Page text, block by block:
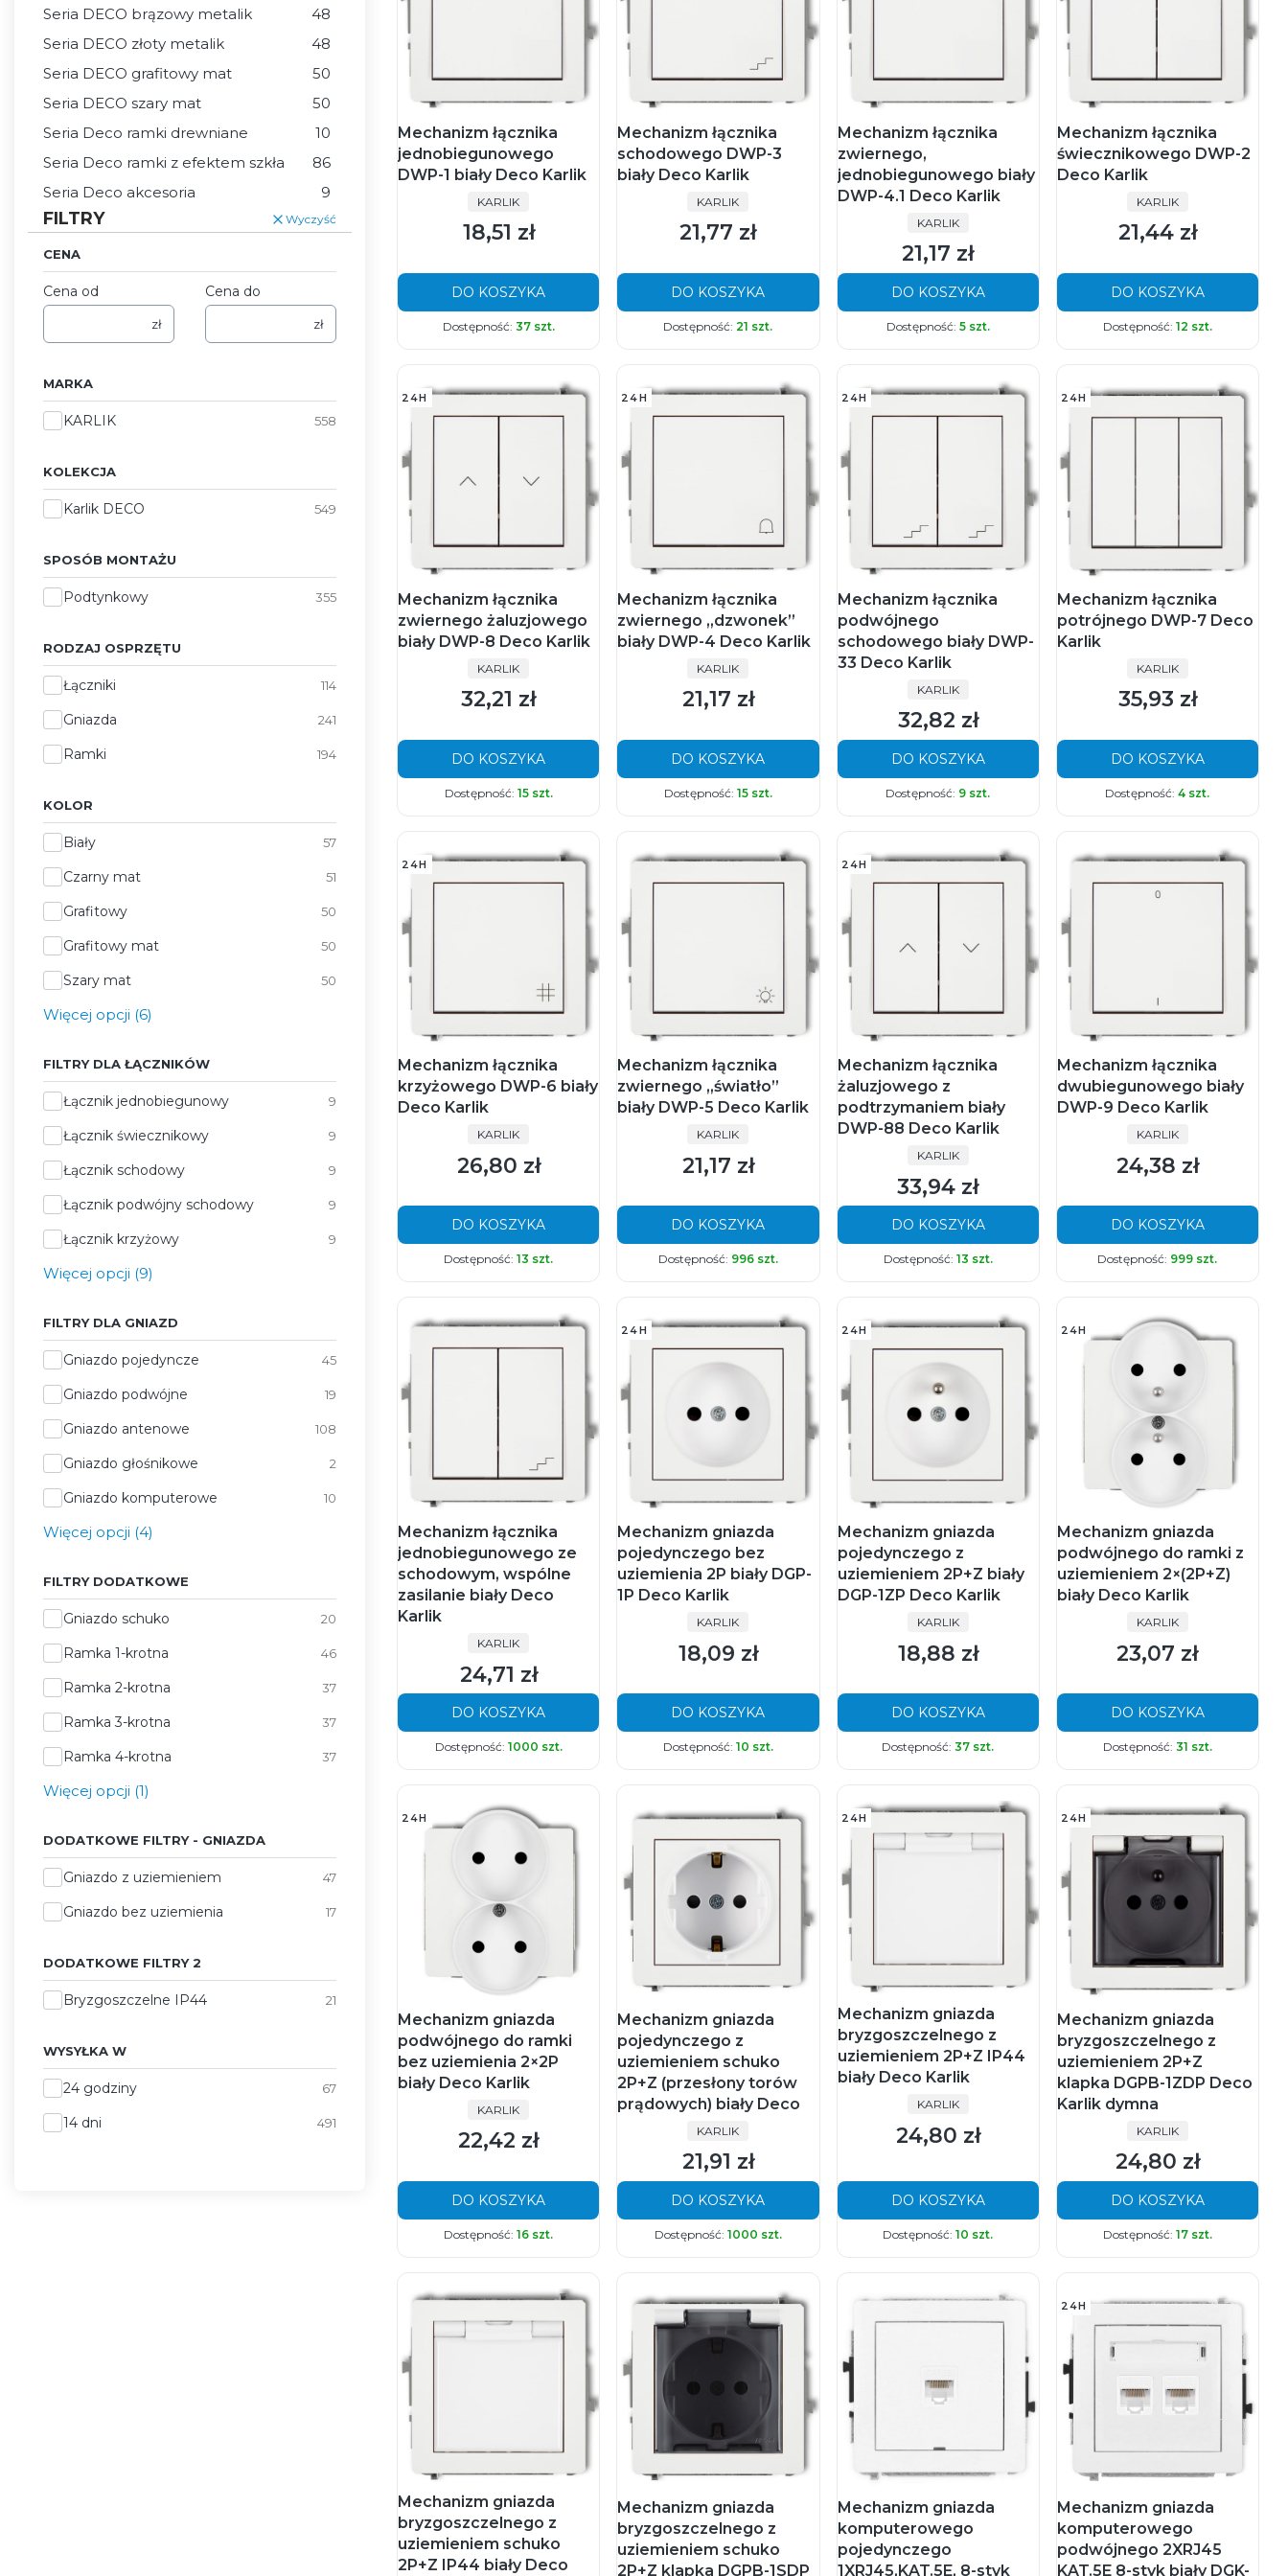
Seria DECO brązowy metalik
48
Seria DECO złoty metalik
48
Seria DECO grafitowy mat
50
Seria DECO szary mat
50
Seria Deco ramki drewniane
10
Seria Deco ramki z efektem szkła
86
Seria Deco akcesoria
9
FILTRY Wyczyść
CENA
Cena od
zł
Cena do
zł
MARKA
MarkaKARLIK 558
KOLEKCJA
Kolekcja
Karlik DECO 549
SPOSÓB MONTAŻU
Sposób montażu
Podtynkowy 355
RODZAJ OSPRZĘTU
Rodzaj osprzętu
Łączniki 114
Gniazda 241
Ramki 194
KOLOR
KolorBiały 57
Czarny mat 51
Grafitowy 50
Grafitowy mat 50
Szary mat 50
Więcej opcji (6)
FILTRY DLA ŁĄCZNIKÓW
Filtry dla łączników
Łącznik jednobiegunowy 9
Łącznik świecznikowy 9
Łącznik schodowy 9
Łącznik podwójny schodowy 9
Łącznik krzyżowy 9
Więcej opcji (9)
FILTRY DLA GNIAZD
Filtry dla gniazd
Gniazdo pojedyncze 45
Gniazdo podwójne 19
Gniazdo antenowe 108
Gniazdo głośnikowe 2
Gniazdo komputerowe 10
Więcej opcji (4)
FILTRY DODATKOWE
Filtry dodatkowe
Gniazdo schuko 20
Ramka 1-krotna 46
Ramka 2-krotna 37
Ramka 3-krotna 37
Ramka 4-krotna 37
Więcej opcji (1)
DODATKOWE FILTRY - GNIAZDA
Dodatkowe filtry - gniazda
Gniazdo z uziemieniem 47
Gniazdo bez uziemienia 17
DODATKOWE FILTRY 2
Dodatkowe Filtry 2
Bryzgoszczelne IP44 21
WYSYŁKA W
Wysyłka w
24 godziny 67
14 dni 491
Mechanizm łącznika
jednobiegunowego
DWP-1 biały Deco Karlik
PRODUCENT
KARLIK
Cena
18,51 zł
DO KOSZYKA
Dostępność: 37 szt.
Mechanizm łącznika
schodowego DWP-3
biały Deco Karlik
PRODUCENT
KARLIK
Cena
21,77 zł
DO KOSZYKA
Dostępność: 21 szt.
Mechanizm łącznika
zwiernego,
jednobiegunowego biały
DWP-4.1 Deco Karlik
PRODUCENT
KARLIK
Cena
21,17 zł
DO KOSZYKA
Dostępność: 5 szt.
Mechanizm łącznika
świecznikowego DWP-2
Deco Karlik
PRODUCENT
KARLIK
Cena
21,44 zł
DO KOSZYKA
Dostępność: 12 szt.
24H
Mechanizm łącznika
zwiernego żaluzjowego
biały DWP-8 Deco Karlik
PRODUCENT
KARLIK
Cena
32,21 zł
DO KOSZYKA
Dostępność: 15 szt.
24H
Mechanizm łącznika
zwiernego „dzwonek”
biały DWP-4 Deco Karlik
PRODUCENT
KARLIK
Cena
21,17 zł
DO KOSZYKA
Dostępność: 15 szt.
24H
Mechanizm łącznika
podwójnego
schodowego biały DWP-
33 Deco Karlik
PRODUCENT
KARLIK
Cena
32,82 zł
DO KOSZYKA
Dostępność: 9 szt.
24H
Mechanizm łącznika
potrójnego DWP-7 Deco
Karlik
PRODUCENT
KARLIK
Cena
35,93 zł
DO KOSZYKA
Dostępność:4 szt.
24H
Mechanizm łącznika
krzyżowego DWP-6 biały
Deco Karlik
PRODUCENT
KARLIK
Cena
26,80 zł
DO KOSZYKA
Dostępność:13 szt.
Mechanizm łącznika
zwiernego „światło”
biały DWP-5 Deco Karlik
PRODUCENT
KARLIK
Cena
21,17 zł
DO KOSZYKA
Dostępność: 996 szt.
24H
Mechanizm łącznika
żaluzjowego z
podtrzymaniem biały
DWP-88 Deco Karlik
PRODUCENT
KARLIK
Cena
33,94 zł
DO KOSZYKA
Dostępność: 13 szt.
Mechanizm łącznika
dwubiegunowego biały
DWP-9 Deco Karlik
PRODUCENT
KARLIK
Cena
24,38 zł
DO KOSZYKA
Dostępność: 999 szt.
Mechanizm łącznika
jednobiegunowego ze
schodowym, wspólne
zasilanie biały Deco
Karlik
PRODUCENT
KARLIK
Cena
24,71 zł
DO KOSZYKA
Dostępność: 1000 szt.
24H
Mechanizm gniazda
pojedynczego bez
uziemienia 2P biały DGP-
1P Deco Karlik
PRODUCENT
KARLIK
Cena
18,09 zł
DO KOSZYKA
Dostępność: 10 szt.
24H
Mechanizm gniazda
pojedynczego z
uziemieniem 2P+Z biały
DGP-1ZP Deco Karlik
PRODUCENT
KARLIK
Cena
18,88 zł
DO KOSZYKA
Dostępność:37 szt.
24H
Mechanizm gniazda
podwójnego do ramki z
uziemieniem 2×(2P+Z)
biały Deco Karlik
PRODUCENT
KARLIK
Cena
23,07 zł
DO KOSZYKA
Dostępność: 31 szt.
24H
Mechanizm gniazda
podwójnego do ramki
bez uziemienia 2×2P
biały Deco Karlik
PRODUCENT
KARLIK
Cena
22,42 zł
DO KOSZYKA
Dostępność:16 szt.
Mechanizm gniazda
pojedynczego z
uziemieniem schuko
2P+Z (przesłony torów
prądowych) biały Deco
PRODUCENT
KARLIK
Cena
21,91 zł
DO KOSZYKA
Dostępność: 1000 szt.
24H
Mechanizm gniazda
bryzgoszczelnego z
uziemieniem 2P+Z IP44
biały Deco Karlik
PRODUCENT
KARLIK
Cena
24,80 zł
DO KOSZYKA
Dostępność:10 szt.
24H
Mechanizm gniazda
bryzgoszczelnego z
uziemieniem 2P+Z
klapka DGPB-1ZDP Deco
Karlik dymna
PRODUCENT
KARLIK
Cena
24,80 zł
DO KOSZYKA
Dostępność: 17 szt.
Mechanizm gniazda
bryzgoszczelnego z
uziemieniem schuko
2P+Z IP44 biały Deco
Mechanizm gniazda
bryzgoszczelnego z
uziemieniem schuko
2P+Z klapka DGPB-1SDP
Mechanizm gniazda
komputerowego
pojedynczego
1XRJ45,KAT.5E, 8-styk
24H
Mechanizm gniazda
komputerowego
podwójnego 2XRJ45
KAT.5E 8-styk biały DGK-